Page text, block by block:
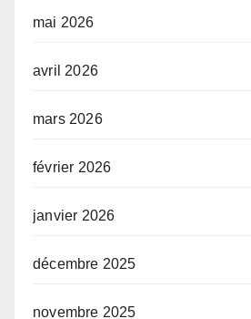
mai 2026
avril 2026
mars 2026
février 2026
janvier 2026
décembre 2025
novembre 2025